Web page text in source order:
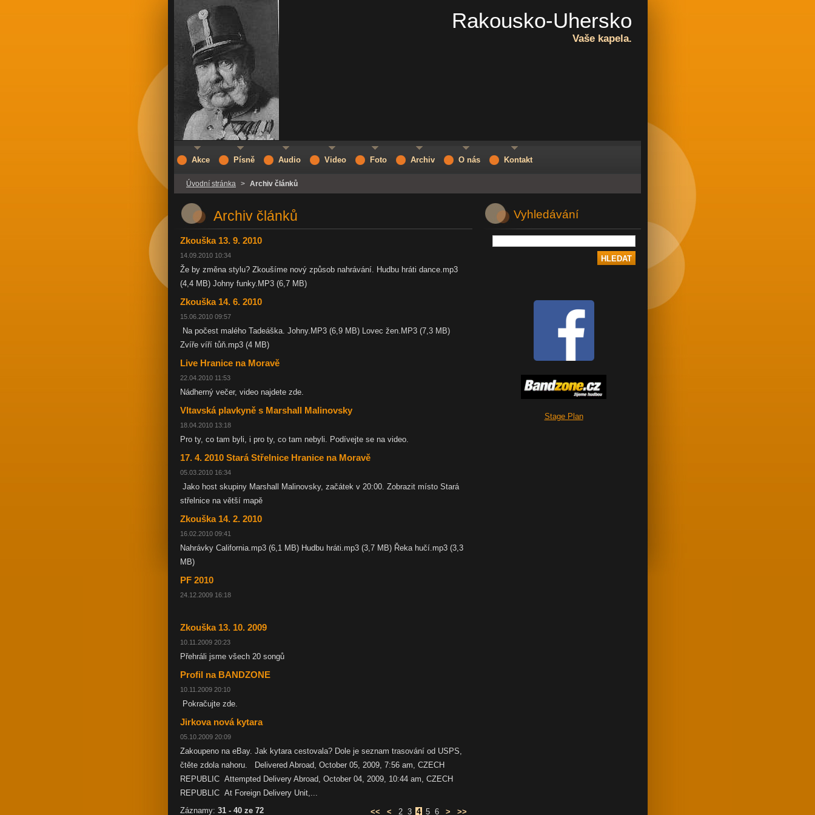
Rakousko-Uhersko
Vaše kapela.
Úvodní stránka > Archiv článků
Archiv článků
Zkouška 13. 9. 2010
14.09.2010 10:34
Že by změna stylu? Zkoušíme nový způsob nahrávání. Hudbu hráti dance.mp3
(4,4 MB) Johny funky.MP3 (6,7 MB)
Zkouška 14. 6. 2010
15.06.2010 09:57
Na počest malého Tadeáška. Johny.MP3 (6,9 MB) Lovec žen.MP3 (7,3 MB)
Zvíře víří tůň.mp3 (4 MB)
Live Hranice na Moravě
22.04.2010 11:53
Nádherný večer, video najdete zde.
Vltavská plavkyně s Marshall Malinovsky
18.04.2010 13:18
Pro ty, co tam byli, i pro ty, co tam nebyli. Podívejte se na video.
17. 4. 2010 Stará Střelnice Hranice na Moravě
05.03.2010 16:34
Jako host skupiny Marshall Malinovsky, začátek v 20:00. Zobrazit místo Stará
střelnice na větší mapě
Zkouška 14. 2. 2010
16.02.2010 09:41
Nahrávky California.mp3 (6,1 MB) Hudbu hráti.mp3 (3,7 MB) Řeka hučí.mp3 (3,3
MB)
PF 2010
24.12.2009 16:18
Zkouška 13. 10. 2009
10.11.2009 20:23
Přehráli jsme všech 20 songů
Profil na BANDZONE
10.11.2009 20:10
Pokračujte zde.
Jirkova nová kytara
05.10.2009 20:09
Zakoupeno na eBay. Jak kytara cestovala? Dole je seznam trasování od USPS,
čtěte zdola nahoru. Delivered Abroad, October 05, 2009, 7:56 am, CZECH
REPUBLIC Attempted Delivery Abroad, October 04, 2009, 10:44 am, CZECH
REPUBLIC At Foreign Delivery Unit,...
Záznamy: 31 - 40 ze 72 << < 2 3 4 5 6 > >>
Vyhledávání
Stage Plan
Akce Písně Audio Video Foto Archiv O nás Kontakt